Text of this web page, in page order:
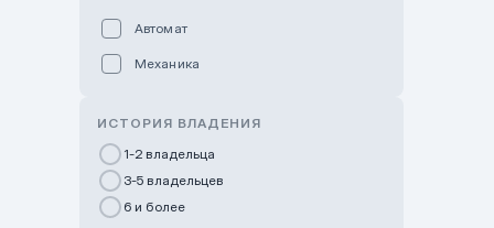
GWM Nurly Zhol
Chery Astana
Автомат
Механика
ИСТОРИЯ ВЛАДЕНИЯ
1-2 владельца
3-5 владельцев
6 и более